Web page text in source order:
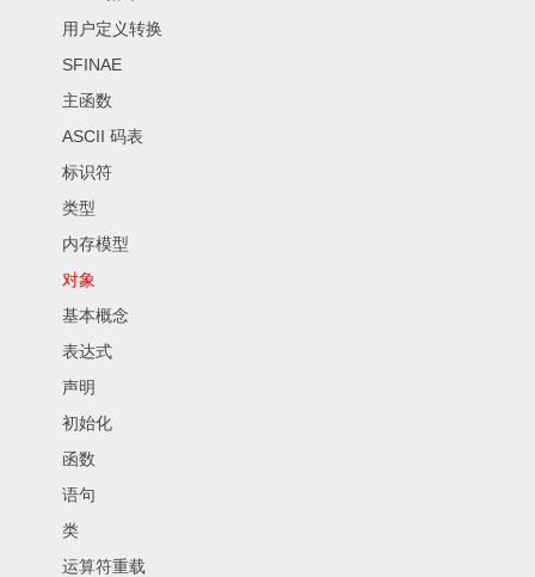
用户定义转换
SFINAE
主函数
ASCII 码表
标识符
类型
内存模型
对象
基本概念
表达式
声明
初始化
函数
语句
类
运算符重载